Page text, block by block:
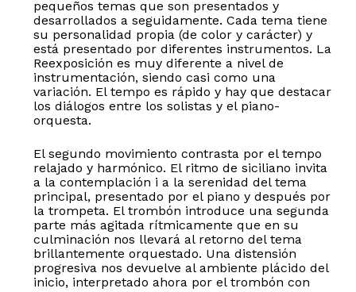
No hay productos en el carrito.
Go to shop
pequeños temas que son presentados y
desarrollados a seguidamente. Cada tema tiene
su personalidad propia (de color y carácter) y
está presentado por diferentes instrumentos. La
Reexposición es muy diferente a nivel de
instrumentación, siendo casi como una
variación. El tempo es rápido y hay que destacar
los diálogos entre los solistas y el piano-
orquesta.
El segundo movimiento contrasta por el tempo
relajado y harmónico. El ritmo de siciliano invita
a la contemplación i a la serenidad del tema
principal, presentado por el piano y después por
la trompeta. El trombón introduce una segunda
parte más agitada rítmicamente que en su
culminación nos llevará al retorno del tema
brillantemente orquestado. Una distensión
progresiva nos devuelve al ambiente plácido del
inicio, interpretado ahora por el trombón con